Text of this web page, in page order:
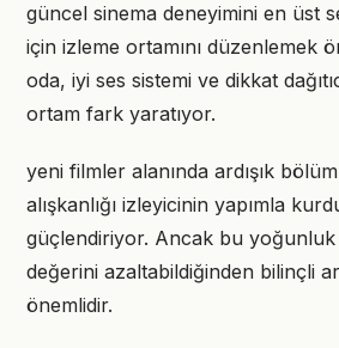
güncel sinema deneyimini en üst
için izleme ortamını düzenlemek
oda, iyi ses sistemi ve dikkat
ortam fark yaratıyor.
yeni filmler alanında ardışık
alışkanlığı izleyicinin yapımla
güçlendiriyor. Ancak bu
değerini azaltabildiğinden bilinçli
önemlidir.